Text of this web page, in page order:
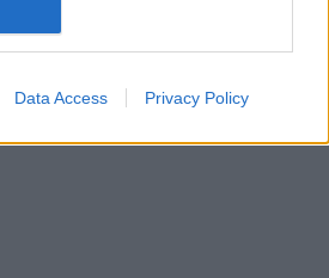
Data Access Privacy Policy